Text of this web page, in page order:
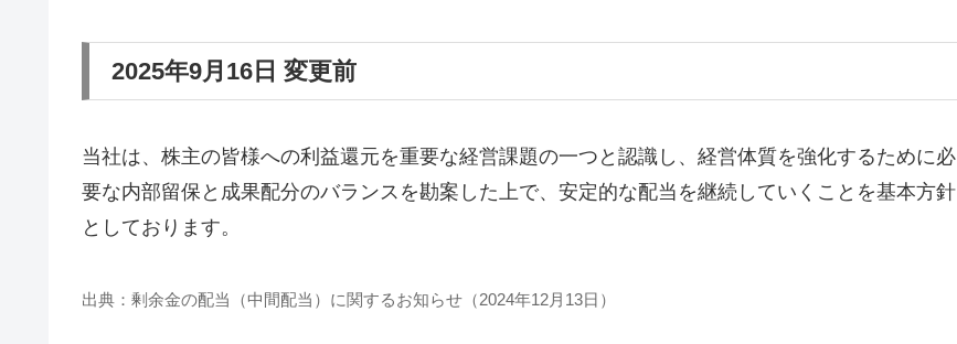
2025年9月16日 変更前
当社は、株主の皆様への利益還元を重要な経営課題の一つと認識し、経営体質を強化するために必
要な内部留保と成果配分のバランスを勘案した上で、安定的な配当を継続していくことを基本方針
としております。
出典：剰余金の配当（中間配当）に関するお知らせ（2024年12月13日）